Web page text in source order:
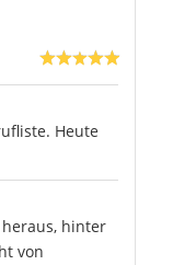
Heute
hinter
von